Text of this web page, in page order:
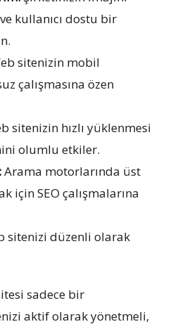
kullanıcı dostu bir
sitenizin mobil
çalışmasına özen
sitenizin hızlı yüklenmesi
olumlu etkiler.
Arama motorlarında üst
için SEO çalışmalarına
sitenizi düzenli olarak
sadece bir
aktif olarak yönetmeli,